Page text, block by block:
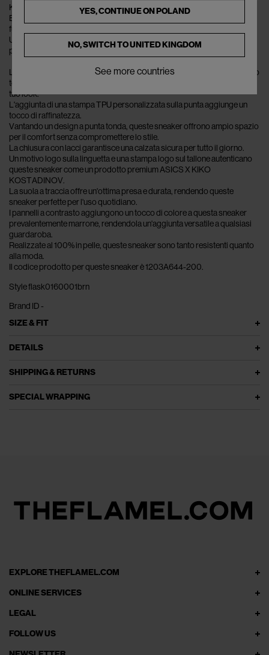
KIKO KOSTADINOV Gel-Kiril III Sneakers.
Eleva il tuo gioco di sneaker con questa unica fusione di stile e
funzionalità, progettata per coloro che osano distinguersi.
Una brillante fusione di pattern topografici e stampe TPU personalizzate
porta una nuova prospettiva alla tua collezione di calzature.
La costruzione superiore di queste sneaker presenta un distintivo motivo
topografico sul pannello laterale, conferendo un elemento di spigolo al
tuo look.
L'aggiunta di una stampa TPU personalizzata sulla punta aggiunge un
tocco di raffinatezza.
Vantando un design a punta tonda, queste sneaker offrono ampio spazio
per il comfort senza compromettere lo stile.
La chiusura con lacci garantisce una calzata sicura per tutto il giorno.
Un motivo logo sulla linguetta e una stampa logo sul tallone autenticano
queste sneaker come un prodotto premium ASICS X KIKO
KOSTADINOV.
La suola a traccia offre un'ottima presa e durata, rendendo queste
sneaker perfette per l'uso quotidiano.
I pannelli a contrasto aggiungono un tocco di colore a questa sneaker
prevalentemente marrone, rendendola un'aggiunta versatile a qualsiasi
guardaroba.
Realizzate al 100% in pelle, queste sneaker sono tanto resistenti quanto
alla moda.
Il codice prodotto per queste sneaker è 1203A644-200.
Style flask0160001brn
Brand ID -
SIZE & FIT
DETAILS
SHIPPING & RETURNS
SPECIAL WRAPPING
EXPLORE THEFLAMEL.COM
ONLINE SERVICES
LEGAL
FOLLOW US
YES, CONTINUE ONPOLAND
NO, SWITCH TOUNITED KINGDOM
See more countries